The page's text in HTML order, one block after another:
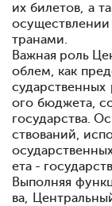
их билетов, а
осуществлении
транами.
Важная роль
облем, как
сударственных
ого бюджета,
государства.
ствований,
ета -
Выполняя
ва,